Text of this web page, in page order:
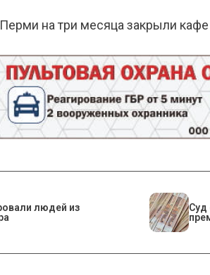
на три месяца закрыли
людей из
Суд